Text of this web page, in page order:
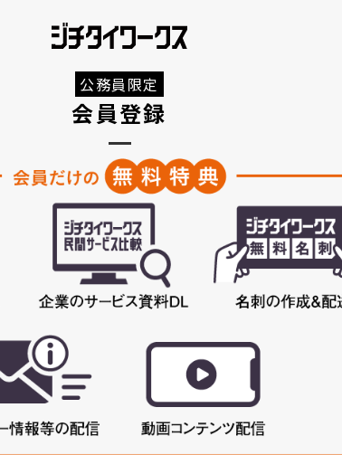
公務員限定
会員登録